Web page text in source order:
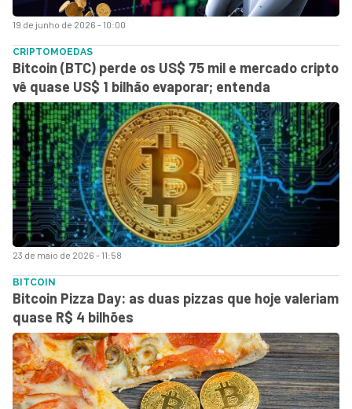
19 de junho de 2026 - 10:00
23 de maio de 2026 - 11:58
CRIPTOMOEDAS
Bitcoin (BTC) perde os US$ 75 mil e mercado cripto
vê quase US$ 1 bilhão evaporar; entenda
BITCOIN
Bitcoin Pizza Day: as duas pizzas que hoje valeriam
quase R$ 4 bilhões